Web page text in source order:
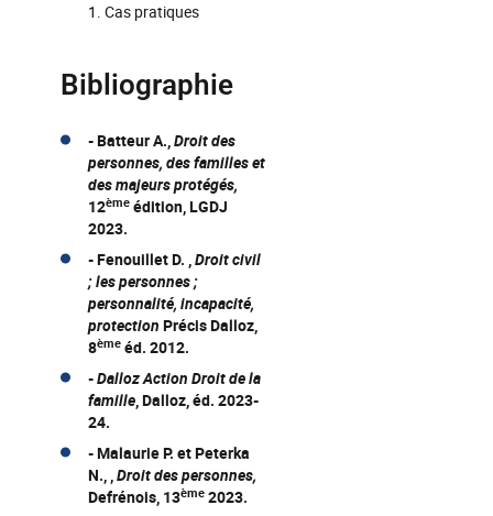
Cas pratiques
Bibliographie
- Batteur A.,Droit des
personnes, des familles et
des majeurs protégés,
12ème édition, LGDJ
2023.
- Fenouillet D. ,Droit civil
; les personnes ;
personnalité, incapacité,
protection Précis Dalloz,
8ème éd. 2012.
-Dalloz Action Droit de la
famille, Dalloz, éd. 2023-
24.
- Malaurie P. et Peterka
N., ,Droit des personnes,
Defrénois, 13ème 2023.